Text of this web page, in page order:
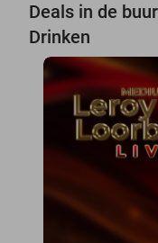
Deals in de
Drinken